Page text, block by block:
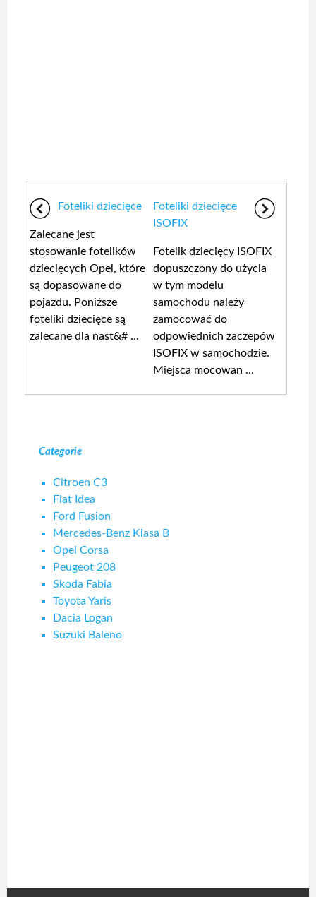
Foteliki dziecięce
Zalecane jest
stosowanie fotelików
dziecięcych Opel, które
są dopasowane do
pojazdu. Poniższe
foteliki dziecięce są
zalecane dla nast&# ...
Foteliki dziecięce
ISOFIX
Fotelik dziecięcy ISOFIX
dopuszczony do użycia
w tym modelu
samochodu należy
zamocować do
odpowiednich zaczepów
ISOFIX w samochodzie.
Miejsca mocowan ...
Categorie
Citroen C3
Fiat Idea
Ford Fusion
Mercedes-Benz Klasa B
Opel Corsa
Peugeot 208
Skoda Fabia
Toyota Yaris
Dacia Logan
Suzuki Baleno